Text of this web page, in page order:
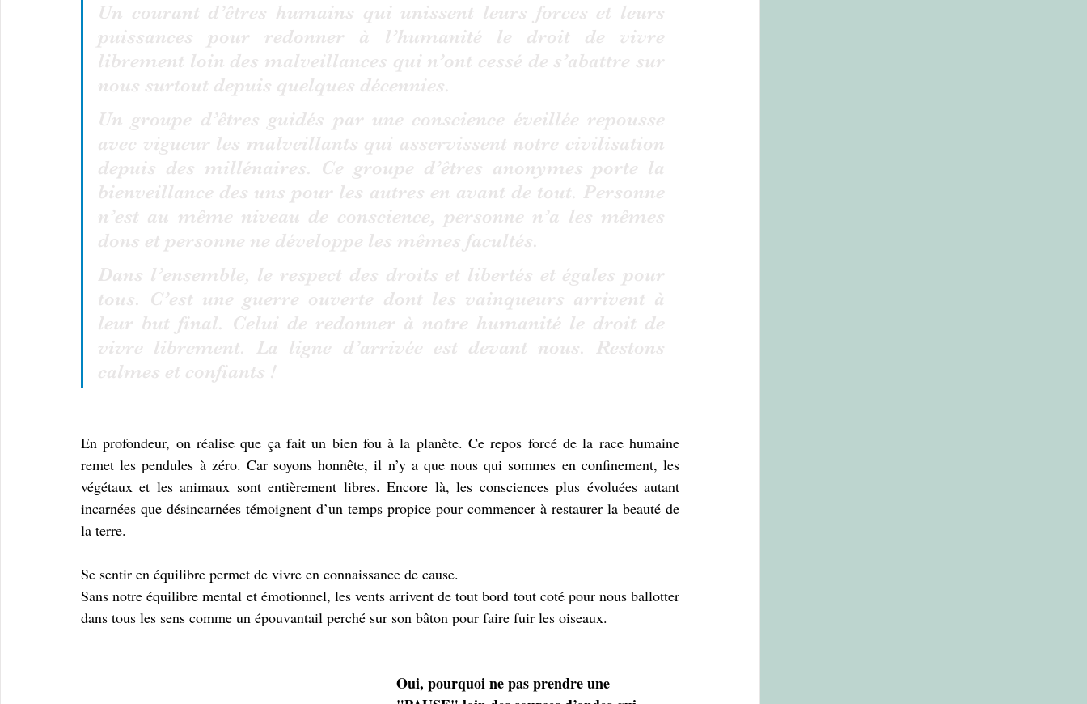
Un courant d’êtres humains qui unissent leurs forces et leurs
puissances pour redonner à l’humanité le droit de vivre
librement loin des malveillances qui n’ont cessé de s’abattre sur
nous surtout depuis quelques décennies.
Un groupe d’êtres guidés par une conscience éveillée repousse
avec vigueur les malveillants qui asservissent notre civilisation
depuis des millénaires. Ce groupe d’êtres anonymes porte la
bienveillance des uns pour les autres en avant de tout. Personne
n’est au même niveau de conscience, personne n’a les mêmes
dons et personne ne développe les mêmes facultés.
Dans l’ensemble, le respect des droits et libertés et égales pour
tous. C’est une guerre ouverte dont les vainqueurs arrivent à
leur but final. Celui de redonner à notre humanité le droit de
vivre librement. La ligne d’arrivée est devant nous. Restons
calmes et confiants !
En profondeur, on réalise que ça fait un bien fou à la planète. Ce repos forcé de la race humaine
remet les pendules à zéro. Car soyons honnête, il n’y a que nous qui sommes en confinement, les
végétaux et les animaux sont entièrement libres. Encore là, les consciences plus évoluées autant
incarnées que désincarnées témoignent d’un temps propice pour commencer à restaurer la beauté de
la terre.
Se sentir en équilibre permet de vivre en connaissance de cause.
Sans notre équilibre mental et émotionnel, les vents arrivent de tout bord tout coté pour nous ballotter
dans tous les sens comme un épouvantail perché sur son bâton pour faire fuir les oiseaux.
Oui, pourquoi ne pas prendre une